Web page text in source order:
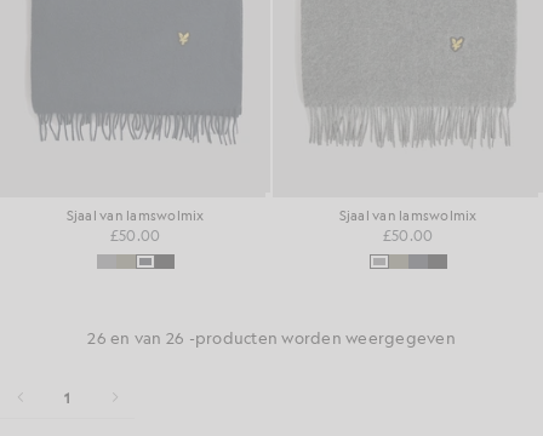
Sjaal van lamswolmix
£50.00
Sjaal van lamswolmix
£50.00
26 en van 26 -producten worden weergegeven
1